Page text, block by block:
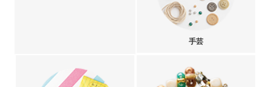
手芸